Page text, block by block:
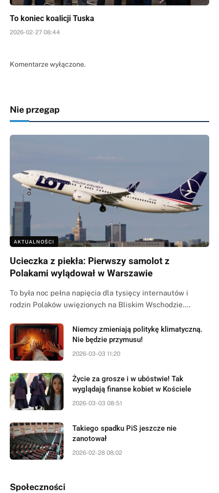
To koniec koalicji Tuska
2026-02-27 08:44
Komentarze wyłączone.
Nie przegap
AKTUALNOŚCI
Ucieczka z piekła: Pierwszy samolot z
Polakami wylądował w Warszawie
To była noc pełna napięcia dla tysięcy internautów i
rodzin Polaków uwięzionych na Bliskim Wschodzie.…
Niemcy zmieniają politykę klimatyczną.
Nie będzie przymusu!
2026-03-03 11:20
Życie za grosze i w ubóstwie! Tak
wyglądają finanse kobiet w Kościele
2026-03-03 08:51
Takiego spadku PiS jeszcze nie
zanotował
2026-02-28 08:02
Społeczności